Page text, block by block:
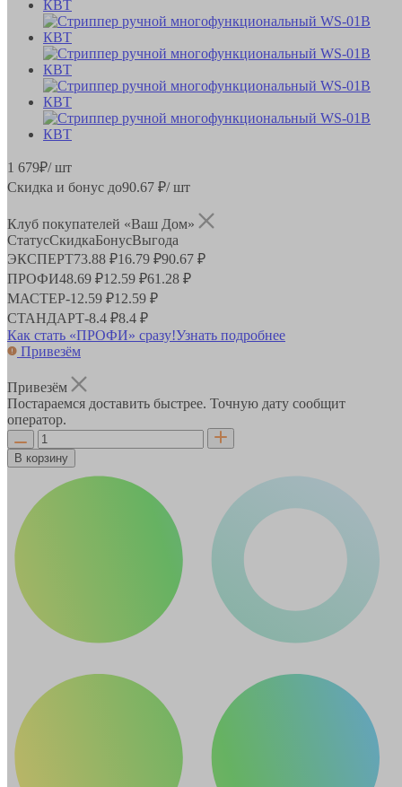
1 679₽/ шт
Скидка и бонус до90.67 ₽/ шт
Клуб покупателей «Ваш Дом»
СтатусСкидкаБонусВыгода
ЭКСПЕРТ73.88 ₽16.79 ₽90.67 ₽
ПРОФИ48.69 ₽12.59 ₽61.28 ₽
МАСТЕР-12.59 ₽12.59 ₽
СТАНДАРТ-8.4 ₽8.4 ₽
Как стать «ПРОФИ» сразу!Узнать подробнее
Привезём
Привезём
Постараемся доставить быстрее. Точную дату сообщит
оператор.
В корзину